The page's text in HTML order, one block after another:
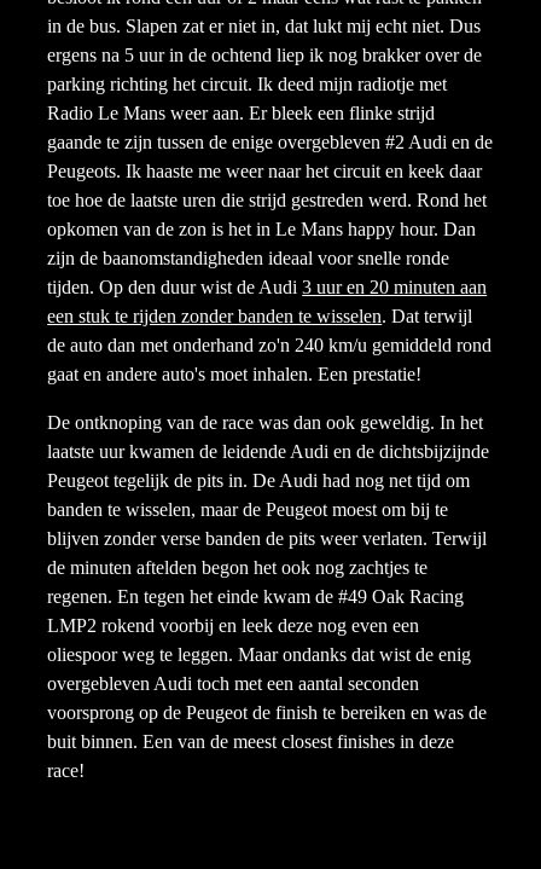
in de bus. Slapen zat er niet in, dat lukt mij echt niet. Dus
ergens na 5 uur in de ochtend liep ik nog brakker over de
parking richting het circuit. Ik deed mijn radiotje met
Radio Le Mans weer aan. Er bleek een flinke strijd
gaande te zijn tussen de enige overgebleven #2 Audi en de
Peugeots. Ik haaste me weer naar het circuit en keek daar
toe hoe de laatste uren die strijd gestreden werd. Rond het
opkomen van de zon is het in Le Mans happy hour. Dan
zijn de baanomstandigheden ideaal voor snelle ronde
tijden. Op den duur wist de Audi3 uur en 20 minuten aan
een stuk te rijden zonder banden te wisselen. Dat terwijl
de auto dan met onderhand zo'n 240 km/u gemiddeld rond
gaat en andere auto's moet inhalen. Een prestatie!
De ontknoping van de race was dan ook geweldig. In het
laatste uur kwamen de leidende Audi en de dichtsbijzijnde
Peugeot tegelijk de pits in. De Audi had nog net tijd om
banden te wisselen, maar de Peugeot moest om bij te
blijven zonder verse banden de pits weer verlaten. Terwijl
de minuten aftelden begon het ook nog zachtjes te
regenen. En tegen het einde kwam de #49 Oak Racing
LMP2 rokend voorbij en leek deze nog even een
oliespoor weg te leggen. Maar ondanks dat wist de enig
overgebleven Audi toch met een aantal seconden
voorsprong op de Peugeot de finish te bereiken en was de
buit binnen. Een van de meest closest finishes in deze
race!